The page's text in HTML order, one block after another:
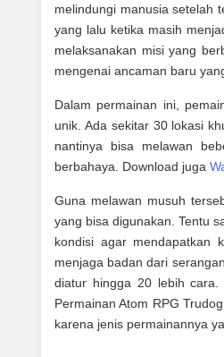
melindungi manusia setelah
yang lalu ketika masih
melaksanakan misi yang
mengenai ancaman baru
Dalam permainan ini,
unik. Ada sekitar 30 lokasi
nantinya bisa melawan
berbahaya. Download juga
Guna melawan musuh
yang bisa digunakan. Tentu
kondisi agar mendapatkan
menjaga badan dari
diatur hingga 20 lebih cara.
Permainan Atom RPG
karena jenis permainannya